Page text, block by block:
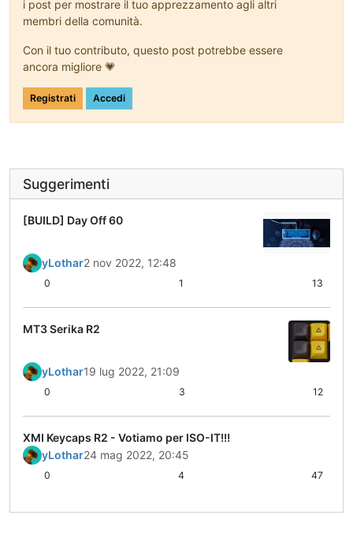
i post per mostrare il tuo apprezzamento agli altri
membri della comunità.
Con il tuo contributo, questo post potrebbe essere
ancora migliore 💗
Registrati Accedi
Suggerimenti
[BUILD] Day Off 60
yLothar2 nov 2022, 12:48
0 1 13
MT3 Serika R2
yLothar19 lug 2022, 21:09
0 3 12
XMI Keycaps R2 - Votiamo per ISO-IT!!!
yLothar24 mag 2022, 20:45
0 4 47